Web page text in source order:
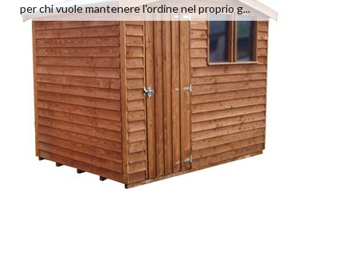
per chi vuole mantenere l'ordine nel proprio g...